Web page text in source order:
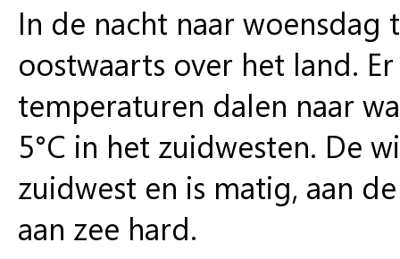
In de nacht naar
oostwaarts over het land.
temperaturen dalen naar
5°C in het zuidwesten. De
zuidwest en is matig, aan
aan zee hard.